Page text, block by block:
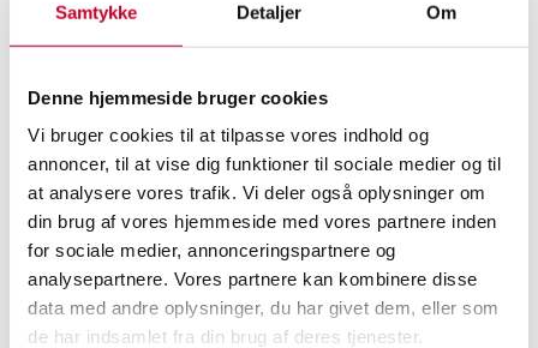
Samtykke Detaljer Om
Denne hjemmeside bruger cookies
Vi bruger cookies til at tilpasse vores indhold og
annoncer, til at vise dig funktioner til sociale medier og til
at analysere vores trafik. Vi deler også oplysninger om
din brug af vores hjemmeside med vores partnere inden
for sociale medier, annonceringspartnere og
analysepartnere. Vores partnere kan kombinere disse
data med andre oplysninger, du har givet dem, eller som
de har indsamlet fra din brug af deres tjenester.
KONTAKT OS
Udfyld venligst formularen nedenfor, så
kontakter vi dig hurtigst muligt angående din
henvendelse. Vi ser frem til at hjælpe dig!